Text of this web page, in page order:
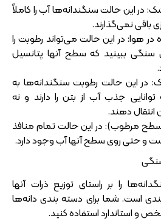
در این حالت سنگندانه‌ها آب را کاملاً
نمی‌گذارند.
هوا: در این حالت می‌تواند رطوبت را
ببینید که سطح آنها پتانسیل
این حالت رطوبت سنگندانه‌ها به
توانایی جذب آب از بتن را دارند و نه
انتقال دهند.
سطح مرطوب): در این حالت تمام منافذ
و حتی روی سطح آنها آب وجود دارد.
را بر راستای توزیع ذرات آنها
است. شما برای دسته‌ بندی دانه‌ها
و استاندارد استفاده کنید.